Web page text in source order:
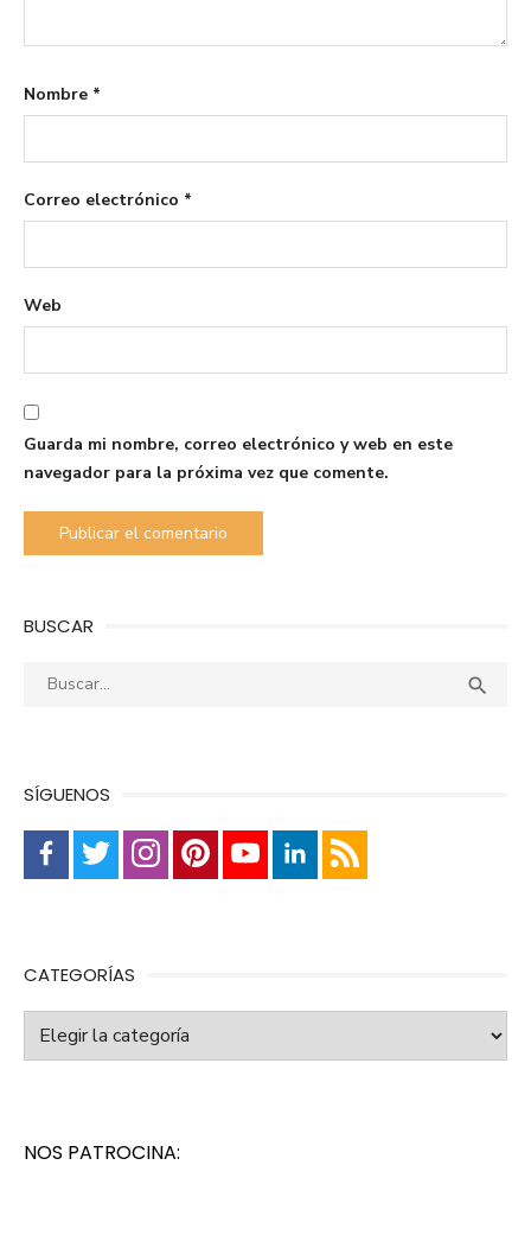
Nombre *
Correo electrónico *
Web
Guarda mi nombre, correo electrónico y web en este
navegador para la próxima vez que comente.
BUSCAR
Buscar: 
SÍGUENOS
CATEGORÍAS
Categorías
NOS PATROCINA: